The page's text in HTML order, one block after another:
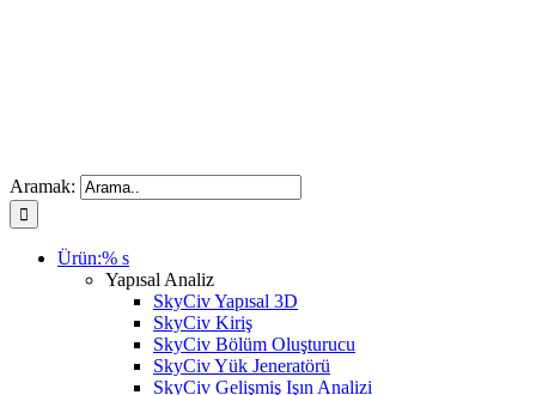
Aramak:
Ürün:% s
Yapısal Analiz
SkyCiv Yapısal 3D
SkyCiv Kiriş
SkyCiv Bölüm Oluşturucu
SkyCiv Yük Jeneratörü
SkyCiv Gelişmiş Işın Analizi